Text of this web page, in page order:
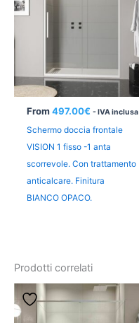
From 497.00€ - IVA inclusa
Schermo doccia frontale
VISION 1 fisso -1 anta
scorrevole. Con trattamento
anticalcare. Finitura
BIANCO OPACO.
Prodotti correlati